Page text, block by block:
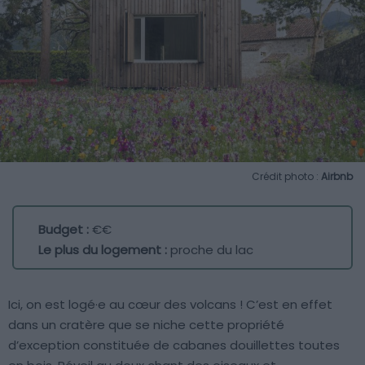
Crédit photo : Airbnb
Budget :€€
Le plus du logement : proche du lac
Ici, on est logé·e au cœur des volcans ! C’est en effet
dans un cratère que se niche cette propriété
d’exception constituée de cabanes douillettes toutes